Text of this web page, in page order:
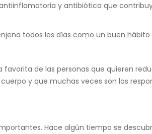
y antibiótica que
todos los días como un buen
de las personas que quieren
y que muchas veces son los
Hace algún tiempo se